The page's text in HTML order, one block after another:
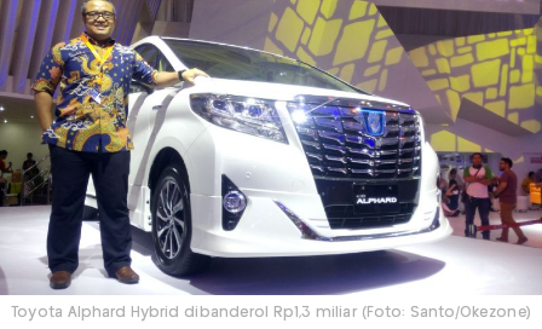
Toyota Alphard Hybrid dibanderol Rp1,3 miliar (Foto: Santo/Okezone)